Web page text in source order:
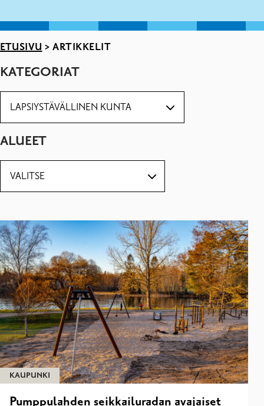
ETUSIVU > ARTIKKELIT
KATEGORIAT
ALUEET
KAUPUNKI
Pumppulahden seikkailuradan avajaiset